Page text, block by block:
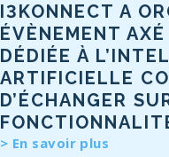
I3KONNECT A
ÉVÈNEMENT
DÉDIÉE À
ARTIFICIELLE
D’ÉCHANGER
En savoir plus